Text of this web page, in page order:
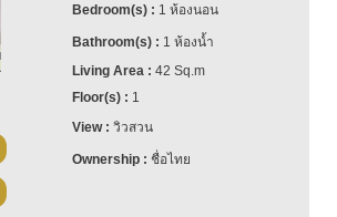
1 ห้องนอน
1 ห้องน้ำ
42 Sq.m
1
วิวสวน
ชื่อไทย